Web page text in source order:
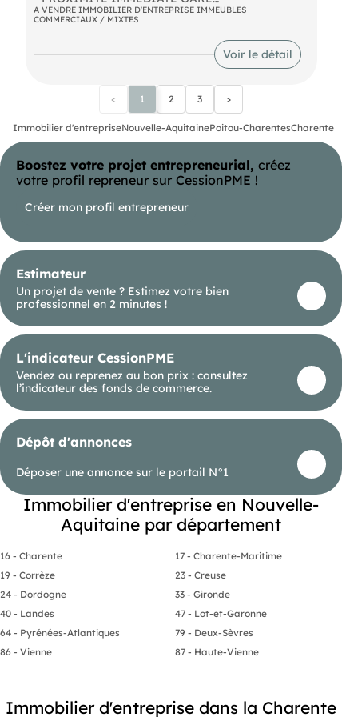
- Immeuble auparavant exploité en hôtel, libre de
toute occupation à vendre.
Travaux à prévoir.
Parking de 7 places.
Surface totale environ 1000 m²
A VENDRE IMMOBILIER D'ENTREPRISE IMMEUBLES
COMMERCIAUX / MIXTES
Voir le détail
< 1 2 3 >
Immobilier d'entrepriseNouvelle-AquitainePoitou-CharentesCharente
Boostez votre projet entrepreneurial, créez
votre profil repreneur sur CessionPME !
Créer mon profil entrepreneur
Estimateur
Un projet de vente ? Estimez votre bien
professionnel en 2 minutes !
L'indicateur CessionPME
Vendez ou reprenez au bon prix : consultez
l’indicateur des fonds de commerce.
Dépôt d'annonces
Déposer une annonce sur le portail N°1
Immobilier d'entreprise en Nouvelle-
Aquitaine par département
16 - Charente
17 - Charente-Maritime
19 - Corrèze
23 - Creuse
24 - Dordogne
33 - Gironde
40 - Landes
47 - Lot-et-Garonne
64 - Pyrénées-Atlantiques
79 - Deux-Sèvres
86 - Vienne
87 - Haute-Vienne
Immobilier d'entreprise dans la Charente